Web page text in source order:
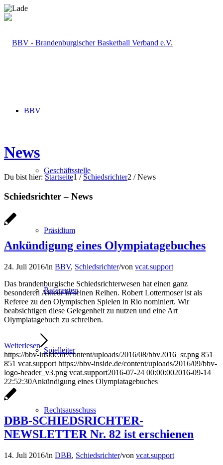
BBV
Geschäftsstelle
Präsidium
Referenten
Spielleiter
Rechtsausschuss
News
Du bist hier: Startseite1 / Schiedsrichter2 / News
Schiedsrichter – News
Ankündigung eines Olympiatagebuches
24. Juli 2016/in BBV, Schiedsrichter/von vcat.support
Das brandenburgische Schiedsrichterwesen hat einen ganz
besonderen Akteur in seinen Reihen. Robert Lottermoser ist als
Referee zu den Olympischen Spielen in Rio nominiert. Wir
beabsichtigen diese Gelegenheit zu nutzen und eine Art
Olympiatagebuch zu schreiben.
Weiterlesen
https://bbv-inside.de/content/uploads/2016/08/bbv2016_sr.png 851
851 vcat.support https://bbv-inside.de/content/uploads/2016/09/bbv-
logo-header_v3.png vcat.support2016-07-24 00:00:002016-09-14
22:52:30Ankündigung eines Olympiatagebuches
DBB-SCHIEDSRICHTER-
NEWSLETTER Nr. 82 ist erschienen
14. Juli 2016/in DBB, Schiedsrichter/von vcat.support